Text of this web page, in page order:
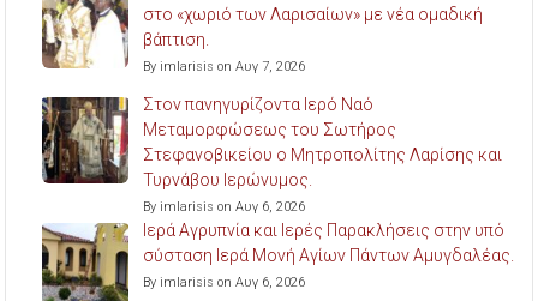
στο «χωριό των Λαρισαίων» με νέα ομαδική
βάπτιση.
By imlarisis on Αυγ 7, 2026
Στον πανηγυρίζοντα Ιερό Ναό
Μεταμορφώσεως του Σωτήρος
Στεφανοβικείου ο Μητροπολίτης Λαρίσης και
Τυρνάβου Ιερώνυμος.
By imlarisis on Αυγ 6, 2026
Ιερά Αγρυπνία και Ιερές Παρακλήσεις στην υπό
σύσταση Ιερά Μονή Αγίων Πάντων Αμυγδαλέας.
By imlarisis on Αυγ 6, 2026